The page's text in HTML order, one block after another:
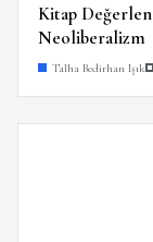
Kitap
Neoliberalizm
Talha Bedirhan Işık